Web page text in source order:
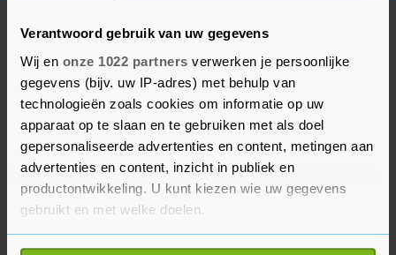
Verantwoord gebruik van uw gegevens
Wij en onze 1022 partners verwerken je persoonlijke
gegevens (bijv. uw IP-adres) met behulp van
technologieën zoals cookies om informatie op uw
apparaat op te slaan en te gebruiken met als doel
gepersonaliseerde advertenties en content, metingen aan
advertenties en content, inzicht in publiek en
productontwikkeling. U kunt kiezen wie uw gegevens
gebruikt en met welke doelen.
Als u het toestaat, willen we ook graag: